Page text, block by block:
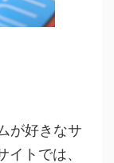
が好きなサ
トでは、